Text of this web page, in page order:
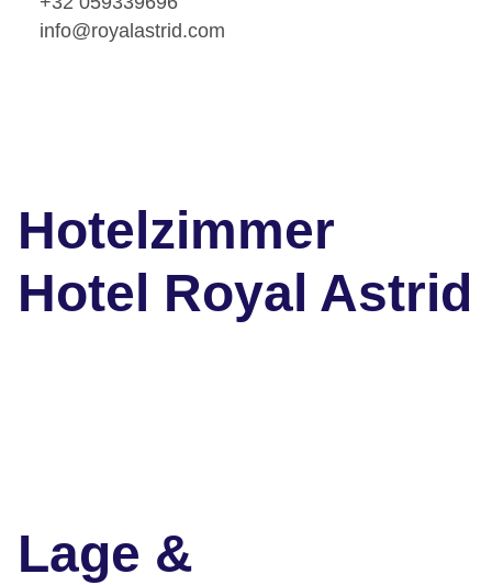
info@royalastrid.com
Hotelzimmer
Hotel Royal Astrid
Lage &